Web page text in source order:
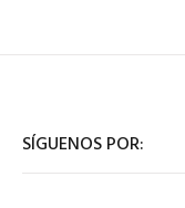
SÍGUENOS POR: